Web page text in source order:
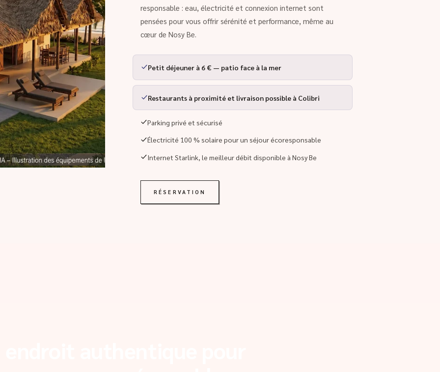
responsable : eau, électricité et connexion internet sont
pensées pour vous offrir sérénité et performance, même au
cœur de Nosy Be.
Petit déjeuner à 6 € — patio face à la mer
Restaurants à proximité et livraison possible à Colibri
Parking privé et sécurisé
Électricité 100 % solaire pour un séjour écoresponsable
Internet Starlink, le meilleur débit disponible à Nosy Be
RÉSERVATION